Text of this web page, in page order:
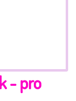
- pro